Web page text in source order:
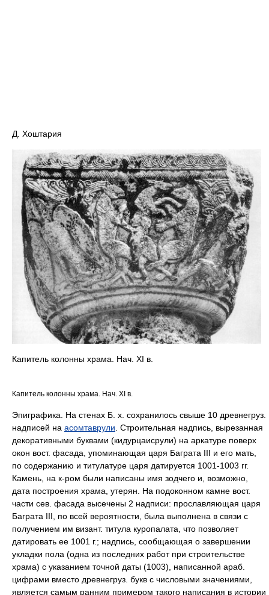
Д. Хоштария
Капитель колонны храма. Нач. XI в.
Капитель колонны храма. Нач. XI в.
Эпиграфика. На стенах Б. х. сохранилось свыше 10 древнегруз.
надписей на асомтаврули . Строительная надпись, вырезанная
декоративными буквами (кидурцаисрули) на аркатуре поверх
окон вост. фасада, упоминающая царя Баграта III и его мать,
по содержанию и титулатуре царя датируется 1001-1003 гг.
Камень, на к-ром были написаны имя зодчего и, возможно,
дата построения храма, утерян. На подоконном камне вост.
части сев. фасада высечены 2 надписи: прославляющая царя
Баграта III, по всей вероятности, была выполнена в связи с
получением им визант. титула куропалата, что позволяет
датировать ее 1001 г.; надпись, сообщающая о завершении
укладки пола (одна из последних работ при строительстве
храма) с указанием точной даты (1003), написанной араб.
цифрами вместо древнегруз. букв с числовыми значениями,
является самым ранним примером такого написания в истории